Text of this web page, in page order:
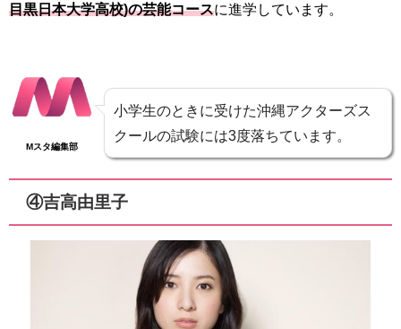
目黒日本大学高校)の芸能コースに進学しています。
Mスタ編集部
小学生のときに受けた沖縄アクターズス
クールの試験には3度落ちています。
④吉高由里子